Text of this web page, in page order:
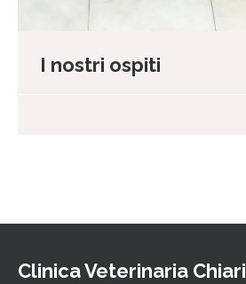
I nostri ospiti
Clinica Veterinaria Chiari